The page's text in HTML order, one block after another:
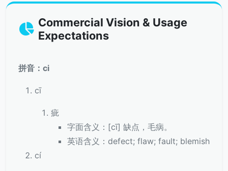
Commercial Vision & Usage
Expectations
拼音：ci
cī
疵
字面含义：[cī] 缺点，毛病。
英语含义：defect; flaw; fault; blemish
cí